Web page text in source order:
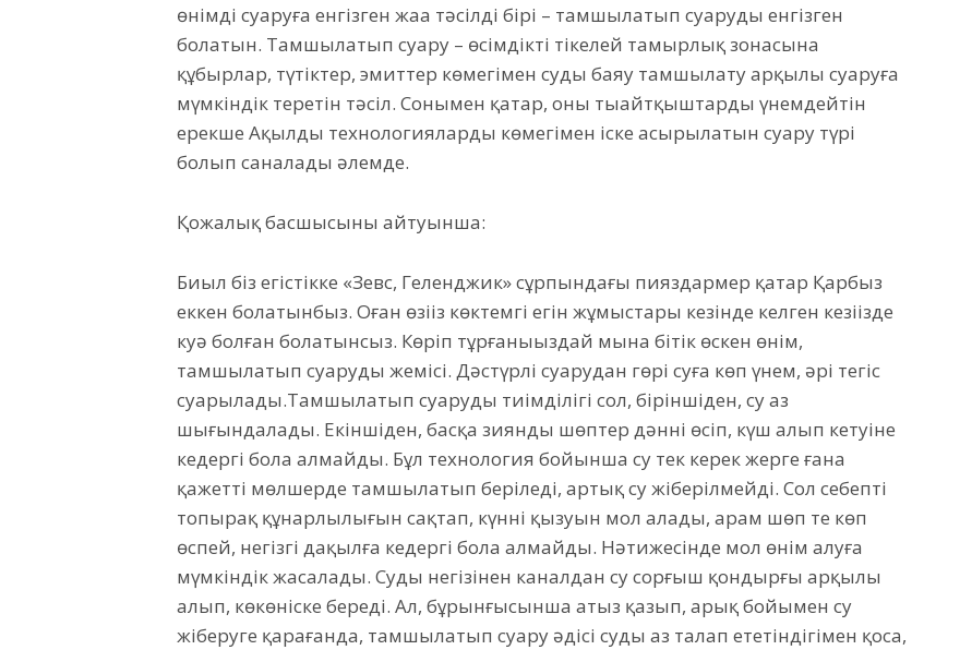
өнімді суаруға енгізген жаңа тәсілдің бірі – тамшылатып суаруды енгізген
болатын. Тамшылатып суару – өсімдіктің тікелей тамырлық зонасына
құбырлар, түтіктер, эмиттер көмегімен суды баяу тамшылату арқылы суаруға
мүмкіндік теретін тәсіл. Сонымен қатар, оны тыңайтқыштарды үнемдейтін
ерекше Ақылды технологиялардың көмегімен іске асырылатын суару түрі
болып саналады әлемде.
Қожалық басшысының айтуынша:
Биыл біз егістікке «Зевс, Геленджик» сұрпындағы пияздармер қатар Қарбыз
еккен болатынбыз. Оған өзіңіз көктемгі егін жұмыстары кезінде келген кезіңізде
куә болған болатынсыз. Көріп тұрғаныңыздай мына бітік өскен өнім,
тамшылатып суарудың жемісі. Дәстүрлі суарудан гөрі суға көп үнем, әрі тегіс
суарылады.Тамшылатып суарудың тиімділігі сол, біріншіден, су аз
шығындалады. Екіншіден, басқа зиянды шөптер дәннің өсіп, күш алып кетуіне
кедергі бола алмайды. Бұл технология бойынша су тек керек жерге ғана
қажетті мөлшерде тамшылатып беріледі, артық су жіберілмейді. Сол себепті
топырақ құнарлылығын сақтап, күннің қызуын мол алады, арам шөп те көп
өспей, негізгі дақылға кедергі бола алмайды. Нәтижесінде мол өнім алуға
мүмкіндік жасалады. Суды негізінен каналдан су сорғыш қондырғы арқылы
алып, көкөніске береді. Ал, бұрынғысынша атыз қазып, арық бойымен су
жіберуге қарағанда, тамшылатып суару әдісі суды аз талап ететіндігімен қоса,